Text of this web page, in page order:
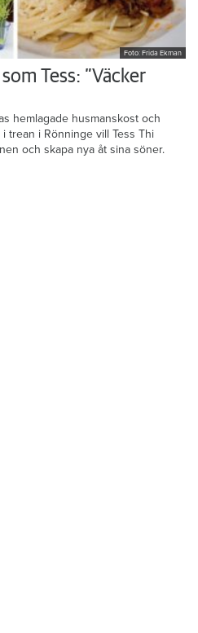
Foto: Frida Ekman
Tess: ”Väcker
hemlagade husmanskost och
trean i Rönninge vill Tess Thi
och skapa nya åt sina söner.